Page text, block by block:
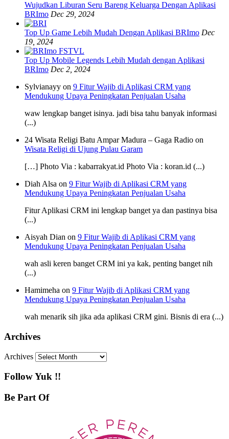
Wujudkan Liburan Seru Bareng Keluarga Dengan Aplikasi
BRImo Dec 29, 2024
Top Up Game Lebih Mudah Dengan Aplikasi BRImo Dec
19, 2024
Top Up Mobile Legends Lebih Mudah dengan Aplikasi
BRImo Dec 2, 2024
Sylvianayy on 9 Fitur Wajib di Aplikasi CRM yang
Mendukung Upaya Peningkatan Penjualan Usaha
waw lengkap banget isinya. jadi bisa tahu banyak informasi
(...)
24 Wisata Religi Batu Ampar Madura – Gaga Radio on
Wisata Religi di Ujung Pulau Garam
[…] Photo Via : kabarrakyat.id Photo Via : koran.id (...)
Diah Alsa on 9 Fitur Wajib di Aplikasi CRM yang
Mendukung Upaya Peningkatan Penjualan Usaha
Fitur Aplikasi CRM ini lengkap banget ya dan pastinya bisa
(...)
Aisyah Dian on 9 Fitur Wajib di Aplikasi CRM yang
Mendukung Upaya Peningkatan Penjualan Usaha
wah asli keren banget CRM ini ya kak, penting banget nih
(...)
Hamimeha on 9 Fitur Wajib di Aplikasi CRM yang
Mendukung Upaya Peningkatan Penjualan Usaha
wah menarik sih jika ada aplikasi CRM gini. Bisnis di era (...)
Archives
Archives
Follow Yuk !!
Be Part Of